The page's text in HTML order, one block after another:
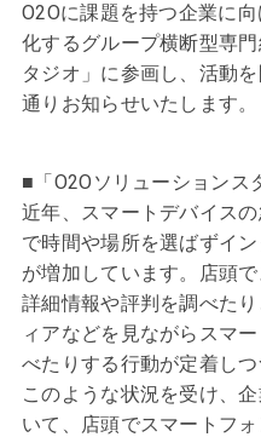
O2Oに課題を持つ企業に
化するグループ横断型専
タジオ」に参画し、活動
通りお知らせいたします。
■「O2Oソリューションス
近年、スマートデバイス
で時間や場所を選ばずイ
が増加しています。店頭
詳細情報や評判を調べた
ィアなどを見ながらスマ
べたりする行動が定着しつ
このような状況を受け、
いて、店頭でスマートフ